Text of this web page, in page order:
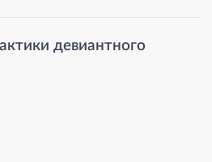
девиантного